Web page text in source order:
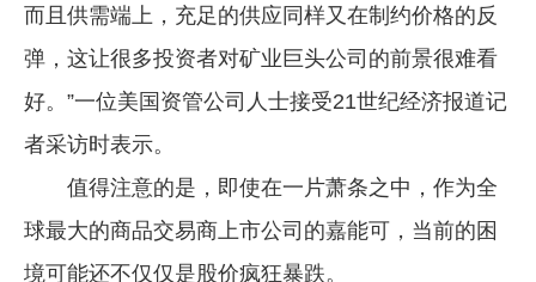
而且供需端上，充足的供应同样又在制约价格的反
弹，这让很多投资者对矿业巨头公司的前景很难看
好。”一位美国资管公司人士接受21世纪经济报道记
者采访时表示。
值得注意的是，即使在一片萧条之中，作为全
球最大的商品交易商上市公司的嘉能可，当前的困
境可能还不仅仅是股价疯狂暴跌。